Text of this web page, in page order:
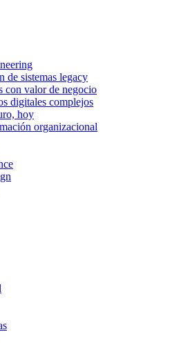
de sistemas legacy
con valor de negocio
digitales complejos
hoy
organizacional